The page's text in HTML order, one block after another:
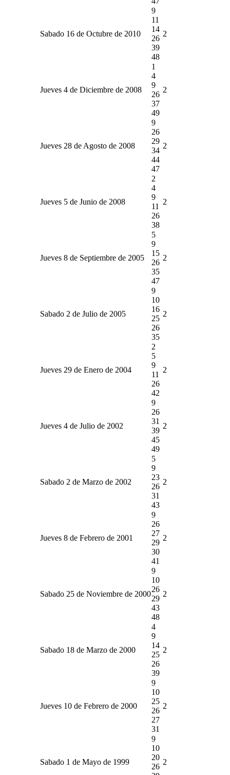
Sabado 16 de Octubre de 2010
9
11
14
26
39
48
2
Jueves 4 de Diciembre de 2008
1
4
9
26
37
49
2
Jueves 28 de Agosto de 2008
9
26
29
34
44
47
2
Jueves 5 de Junio de 2008
2
4
9
11
26
38
2
Jueves 8 de Septiembre de 2005
5
9
15
26
35
47
2
Sabado 2 de Julio de 2005
9
10
16
25
26
35
2
Jueves 29 de Enero de 2004
2
5
9
11
26
42
2
Jueves 4 de Julio de 2002
9
26
31
39
45
49
2
Sabado 2 de Marzo de 2002
5
9
23
26
31
43
2
Jueves 8 de Febrero de 2001
9
26
27
29
30
41
2
Sabado 25 de Noviembre de 2000
9
10
26
29
43
48
2
Sabado 18 de Marzo de 2000
4
9
14
25
26
39
2
Jueves 10 de Febrero de 2000
9
10
25
26
27
31
2
Sabado 1 de Mayo de 1999
9
10
20
26
2